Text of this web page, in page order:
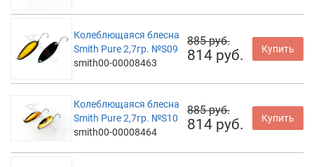
Колеблющаяся блесна
Smith Pure 2,7гр. №S09
smith00-00008463
885 руб.
814 руб. Купить
Колеблющаяся блесна
Smith Pure 2,7гр. №S10
smith00-00008464
885 руб.
814 руб. Купить